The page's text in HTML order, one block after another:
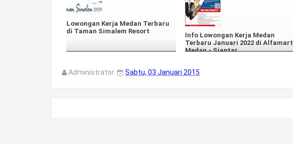
Lowongan Kerja Medan Terbaru
di Taman Simalem Resort
Info Lowongan Kerja Medan
Terbaru Januari 2022 di Alfamart
Medan - Siantar
Administrator Sabtu, 03 Januari 2015